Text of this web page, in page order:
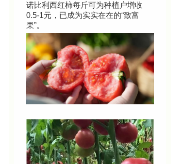
诺比利西红柿每斤可为种植户增收
0.5-1元，已成为实实在在的“致富
果”。